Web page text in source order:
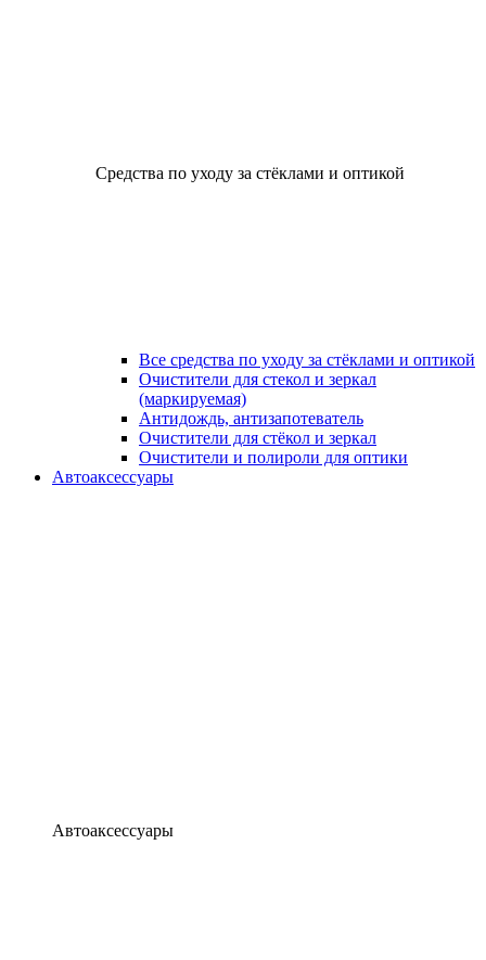
Средства по уходу за стёклами и оптикой
Все средства по уходу за стёклами и оптикой
Очистители для стекол и зеркал
(маркируемая)
Антидождь, антизапотеватель
Очистители для стёкол и зеркал
Очистители и полироли для оптики
Автоаксессуары
Автоаксессуары